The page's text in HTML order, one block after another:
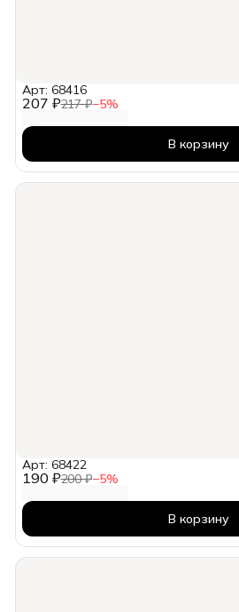
207 ₽217 ₽−5%
Арт: 68416
В корзину
190 ₽200 ₽−5%
Арт: 68422
В корзину